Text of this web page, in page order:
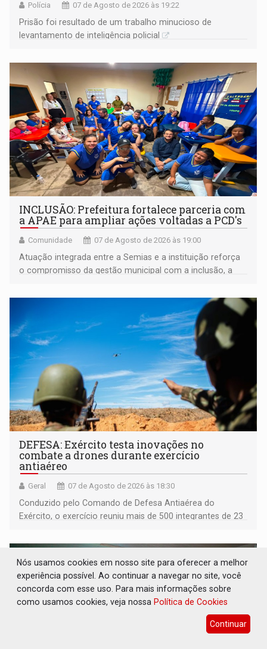
Polícia 07 de Agosto de 2026 às 19:22
Prisão foi resultado de um trabalho minucioso de
levantamento de inteligência policial
INCLUSÃO: Prefeitura fortalece parceria com
a APAE para ampliar ações voltadas a PCD's
Comunidade 07 de Agosto de 2026 às 19:00
Atuação integrada entre a Semias e a instituição reforça
o compromisso da gestão municipal com a inclusão, a
DEFESA: Exército testa inovações no
combate a drones durante exercício
antiaéreo
Geral 07 de Agosto de 2026 às 18:30
Conduzido pelo Comando de Defesa Antiaérea do
Exército, o exercício reuniu mais de 500 integrantes de 23
Nós usamos cookies em nosso site para oferecer a melhor
experiência possível. Ao continuar a navegar no site, você
concorda com esse uso. Para mais informações sobre
como usamos cookies, veja nossa Política de Cookies
Continuar